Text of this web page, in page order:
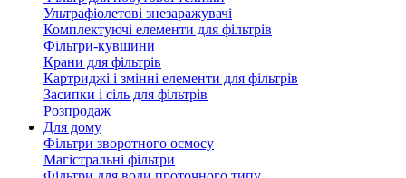
Ультрафіолетові знезаражувачі
Комплектуючі елементи для фільтрів
Фільтри-кувшини
Крани для фільтрів
Картриджі і змінні елементи для фільтрів
Засипки і сіль для фільтрів
Розпродаж
Для дому
Фільтри зворотного осмосу
Магістральні фільтри